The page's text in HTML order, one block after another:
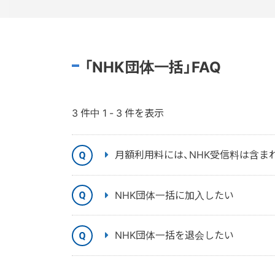
「NHK団体一括」FAQ
3 件中 1 - 3 件を表示
月額利用料には、NHK受信料は含ま
NHK団体一括に加入したい
NHK団体一括を退会したい